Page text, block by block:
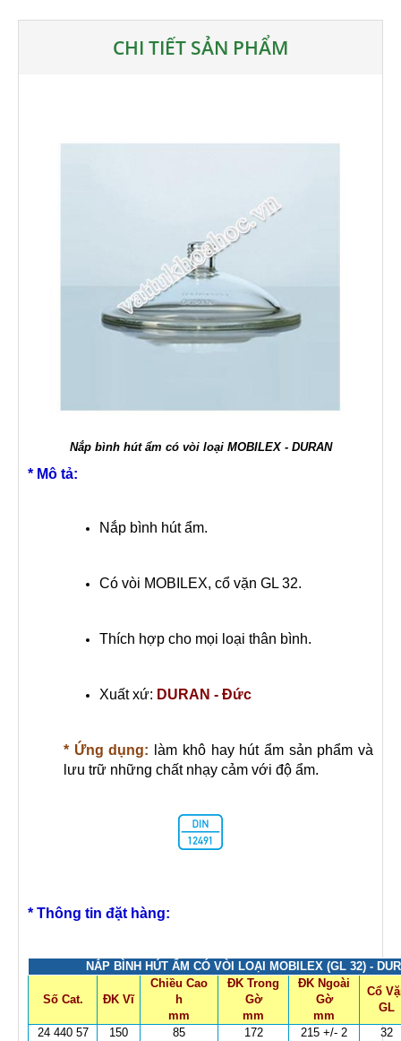
CHI TIẾT SẢN PHẨM
Nắp bình hút ẩm có vòi loại MOBILEX - DURAN
* Mô tả:
Nắp bình hút ẩm.
Có vòi MOBILEX, cổ vặn GL 32.
Thích hợp cho mọi loại thân bình.
Xuất xứ: DURAN - Đức
* Ứng dụng: làm khô hay hút ẩm sản phẩm và
lưu trữ những chất nhạy cảm với độ ẩm.
* Thông tin đặt hàng:
NẮP BÌNH HÚT ẨM CÓ VÒI LOẠI MOBILEX (GL 32) -
Số Cat. ĐK Vĩ
Chiều Cao
h
mm
ĐK Trong
Gờ
mm
ĐK Ngoài
Gờ
mm
Cổ
GL
24 440 57
150 85 172 215 +/- 2
32